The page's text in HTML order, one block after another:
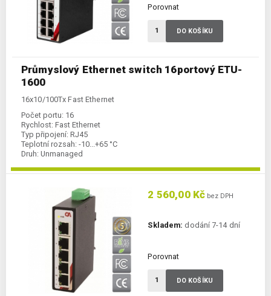
Průmyslový Ethernet switch 16portový ETU-
1600
16x10/100Tx Fast Ethernet
Počet portu: 16
Rychlost: Fast Ethernet
Typ připojení: RJ45
Teplotní rozsah: -10...+65 °C
Druh: Unmanaged
Porovnat
DO KOŠÍKU
2 560,00 Kč bez DPH
Skladem: dodání 7-14 dní
Porovnat
DO KOŠÍKU